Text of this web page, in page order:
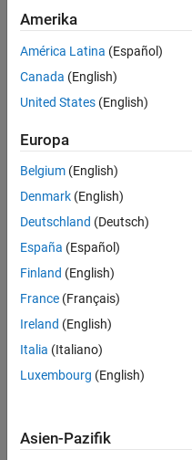
Description
Examples
Input Arguments
Output Arguments
More About
See Also
straight-line depreciation for
example
Examples
Compute the
Asset
This example shows how
depreciation for an
years. The salvage value
Depreciation =
Amerika
América Latina (Español)
Canada (English)
United States (English)
Europa
Belgium (English)
Denmark (English)
Deutschland (Deutsch)
España (Español)
Finland (English)
France (Français)
Ireland (English)
Italia (Italiano)
Luxembourg (English)
Asien-Pazifik